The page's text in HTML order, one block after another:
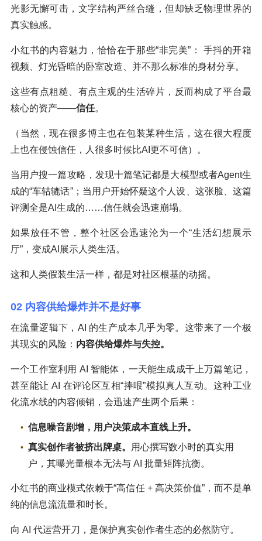
光影无懈可击，文字结构严丝合缝，但却缺乏物理世界的
真实触感。
小红书的内容魅力，恰恰在于那些“非完美”： 手抖的开箱
视频、灯光昏暗的卧室改造、并不那么标准的身材分享。
这些有点粗糙、有点主观的生活碎片，反而构成了平台最
核心的资产——信任。
（当然，现在很多博主也在包装某种生活，这在很大程度
上也在侵蚀信任，人很多时候比AI更不可信）。
当用户搜一篇攻略，发现十篇笔记都是大模型或者Agent生
成的“车轱辘话”；当用户开始怀疑这个人设、这张脸、这篇
评测全是AI生成的……信任就会迅速崩塌。
如果放任不管，整个社区会迅速沦为一个“生活幻想展示
厅”，变成AI展示人类生活。
这和人类假装生活一样，都是对社区根基的动摇。
02 内容供给爆炸并不是好事
在流量逻辑下，AI 的生产成本几乎为零。这带来了一个极
其现实的风险： 内容供给爆炸与失控。
一个工作室利用 AI 智能体，一天能生成成千上万篇笔记，
甚至能让 AI 在评论区互相“捧哏”模拟真人互动。这种工业
化流水线的内容倾销，会迅速产生两个后果：
信息噪音剧增，用户决策成本直线上升。
真实创作者被挤出牌桌。
用心撰写数小时的真实用
户，其曝光量根本无法与 AI 批量矩阵抗衡。
小红书的商业模式依赖于“高信任 + 高决策价值”，而不是单
纯的信息流流量和时长。
向 AI 代运营开刀，是保护真实创作者生态的必然防守。